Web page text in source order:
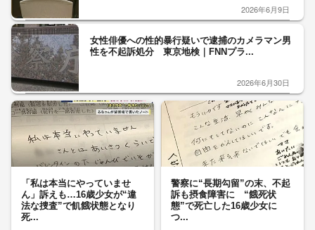
2026年6月9日
女性俳優への性的暴行疑いで逮捕のカメラマン男
性を不起訴処分 東京地検｜FNNプラ...
2026年6月30日
「私は本当にやっていませ
ん」訴えも…16歳少女が“違
法な捜査”で飢餓状態となり
死...
警察に“長期勾留”の末、不起
訴も摂食障害に “餓死状
態”で死亡した16歳少女に
つ...